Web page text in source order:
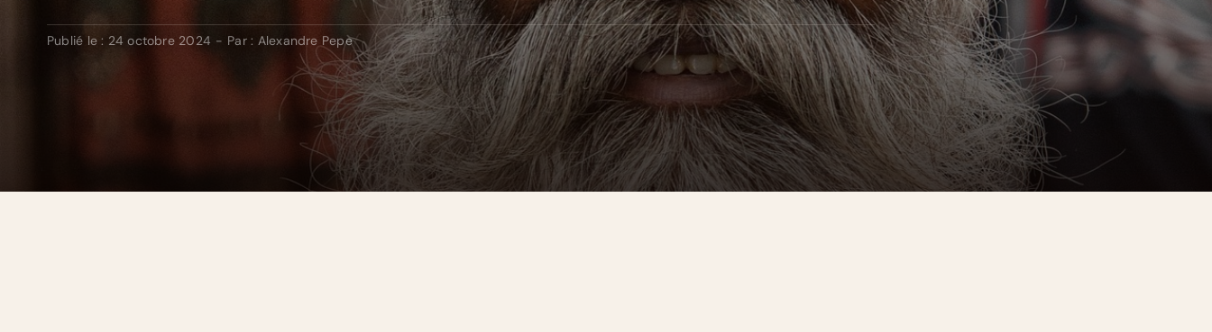
Publié le : 24 octobre 2024 - Par : Alexandre Pepe